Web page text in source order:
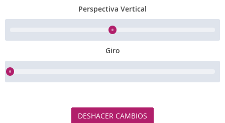
Perspectiva Vertical
Giro
DESHACER CAMBIOS